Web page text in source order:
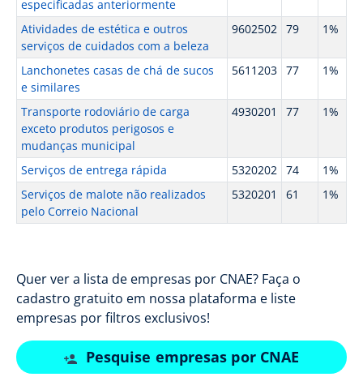
especificadas anteriormente
Atividades de estética e outros
serviços de cuidados com a beleza
9602502 79 1%
Lanchonetes casas de chá de sucos
e similares
5611203 77 1%
Transporte rodoviário de carga
exceto produtos perigosos e
mudanças municipal
4930201 77 1%
Serviços de entrega rápida 5320202 74
1%
Serviços de malote não realizados
pelo Correio Nacional
5320201 61 1%
Quer ver a lista de empresas por CNAE? Faça o
cadastro gratuito em nossa plataforma e liste
empresas por filtros exclusivos!
Pesquise empresas por CNAE